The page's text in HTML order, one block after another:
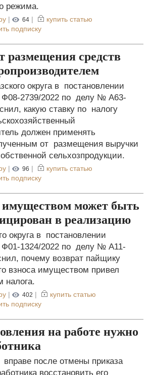
режима.
| 64 |
купить статью
подписку
размещения средств
округа в постановлении
2739/2022 по делу № А63-
какую ставку по налогу
должен применять
от размещения выручки
сельхозпродукции.
| 96 |
купить статью
подписку
имуществом может быть
в реализацию
округа в постановлении
1324/2022 по делу № А11-
почему возврат пайщику
взноса имуществом привел
налога.
| 402 |
купить статью
подписку
на работе нужно
после отмены приказа
восстановить его